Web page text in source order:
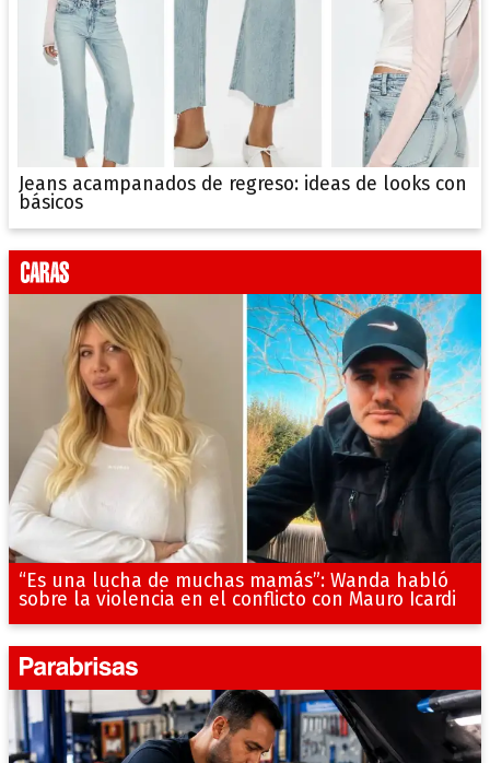
Jeans acampanados de regreso: ideas de looks con
básicos
“Es una lucha de muchas mamás”: Wanda habló
sobre la violencia en el conflicto con Mauro Icardi